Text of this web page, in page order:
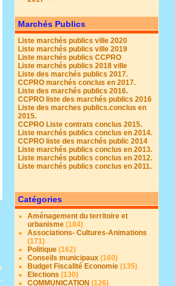
Marchés Publics
Liste marchés publics ville 2020
Liste marchés publics ville 2019
Liste marchés publics CCPRO
Liste marchés publics 2018 ville
Liste des marchés publics 2017.
CCPRO marchés conclus en 2017.
Liste des marchés publics 2016.
CCPRO liste des marchés publics 2016
Liste des marches publics.conclus en
2015.
CCPRO Liste contrats conclus 2015.
Liste marchés publics conclus en 2014.
CCPRO liste des marchés public 2014
Liste marchés publics conclus en 2013.
Liste marchés publics conclus en 2012.
Liste marchés publics conclus en 2011.
Catégories
Aménagement du territoire et
urbanisme (184)
Associations- Cultures-Animations
(171)
Politique (162)
Conseils municipaux (160)
Budget Fiscalité Economie (135)
Elections (130)
COMMUNICATION (126)